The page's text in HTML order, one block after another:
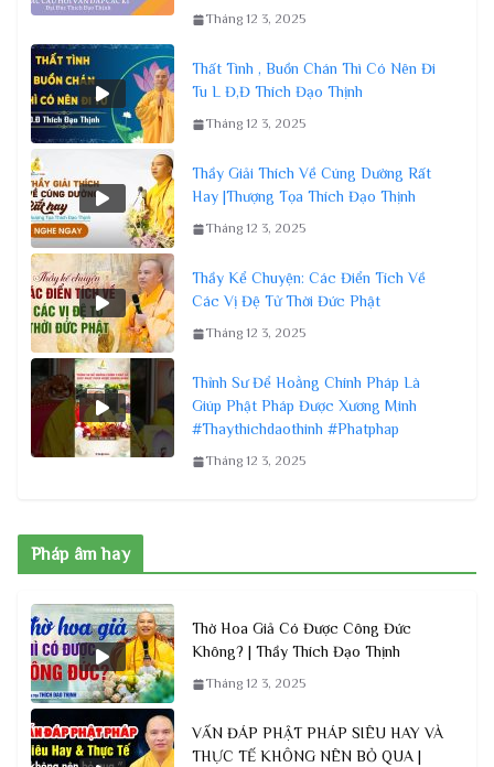
Tháng 12 3, 2025
Thất Tình , Buồn Chán Thì Có Nên Đi
Tu L Đ,Đ Thích Đạo Thịnh
Tháng 12 3, 2025
Thầy Giải Thích Về Cúng Dường Rất
Hay |Thượng Tọa Thích Đạo Thịnh
Tháng 12 3, 2025
Thầy Kể Chuyện: Các Điển Tích Về
Các Vị Đệ Tử Thời Đức Phật
Tháng 12 3, 2025
Thỉnh Sư Để Hoằng Chính Pháp Là
Giúp Phật Pháp Được Xương Minh
#Thaythichdaothinh #Phatphap
Tháng 12 3, 2025
Pháp âm hay
Thờ Hoa Giả Có Được Công Đức
Không? | Thầy Thích Đạo Thịnh
Tháng 12 3, 2025
VẤN ĐÁP PHẬT PHÁP SIÊU HAY VÀ
THỰC TẾ KHÔNG NÊN BỎ QUA |